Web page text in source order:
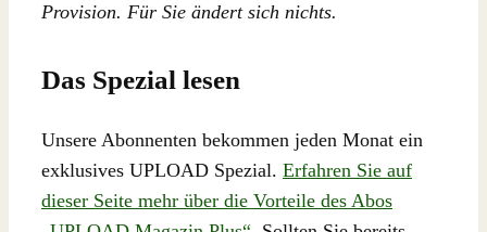
Provision. Für Sie ändert sich nichts.
Das Spezial lesen
Unsere Abonnenten bekommen jeden Monat ein
exklusives UPLOAD Spezial. Erfahren Sie auf
dieser Seite mehr über die Vorteile des Abos